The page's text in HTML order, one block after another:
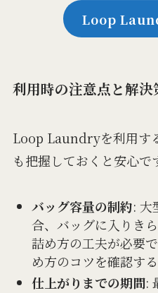
Loop
利用時の注意点と解決
Loop Laundryを利用す
も把握しておくと安心で
バッグ容量の制約: 大
合、バッグに入りき
詰め方の工夫が必要
め方のコツを確認する
仕上がりまでの期間: